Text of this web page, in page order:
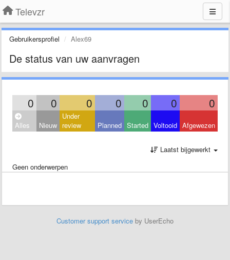
Televzr
Gebruikersprofiel Alex69
De status van uw aanvragen
0 0 0 0 0 0 0
Alles Nieuw
Under
review
Planned Started Voltooid Afgewezen
Laatst bijgewerkt
Geen onderwerpen
Customer support service by UserEcho